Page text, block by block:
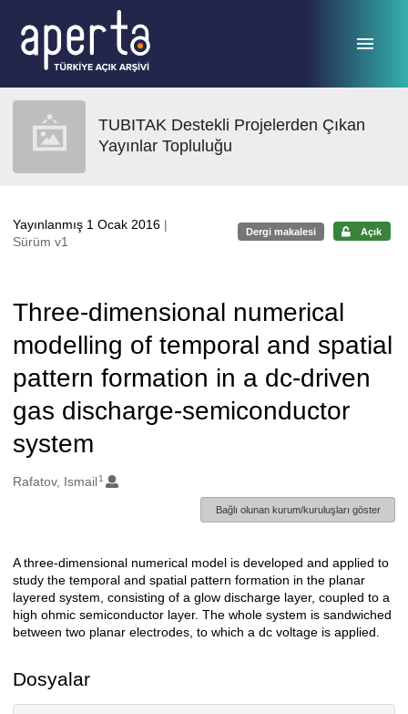
TUBITAK Destekli Projelerden Çıkan
Yayınlar Topluluğu
Yayınlanmış 1 Ocak 2016 |
Sürüm v1
Dergi makalesi Açık
Three-dimensional numerical
modelling of temporal and spatial
pattern formation in a dc-driven
gas discharge-semiconductor
system
Oluşturanlar
Rafatov, Ismail1
Bağlı olunan kurum/kuruluşları göster
Açıklama
A three-dimensional numerical model is developed and applied to
study the temporal and spatial pattern formation in the planar
layered system, consisting of a glow discharge layer, coupled to a
high ohmic semiconductor layer. The whole system is sandwiched
between two planar electrodes, to which a dc voltage is applied.
Dosyalar